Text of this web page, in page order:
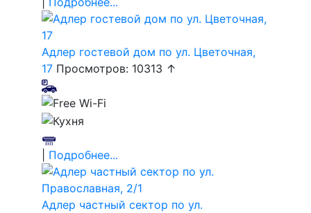
Адлер гостевой дом по ул. Цветочная,
17 Просмотров: 10313 ↑
Подробнее...
Адлер частный сектор по ул.